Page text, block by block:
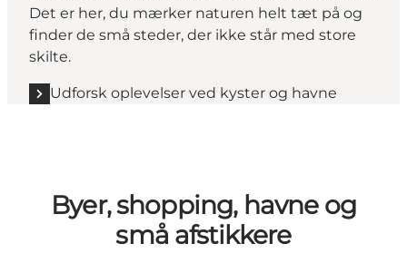
Det er her, du mærker naturen helt tæt på og
finder de små steder, der ikke står med store
skilte.
Udforsk oplevelser ved kyster og havne
Byer, shopping, havne og
små afstikkere